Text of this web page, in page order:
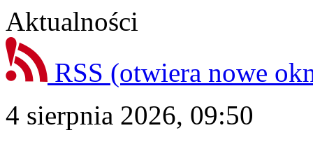
Aktualności
RSS (otwiera nowe
4 sierpnia 2026, 09:50